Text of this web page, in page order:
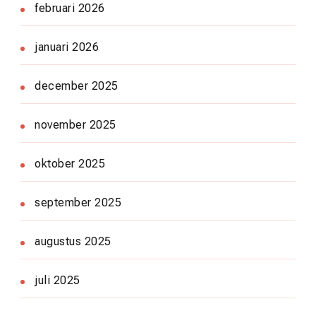
februari 2026
januari 2026
december 2025
november 2025
oktober 2025
september 2025
augustus 2025
juli 2025